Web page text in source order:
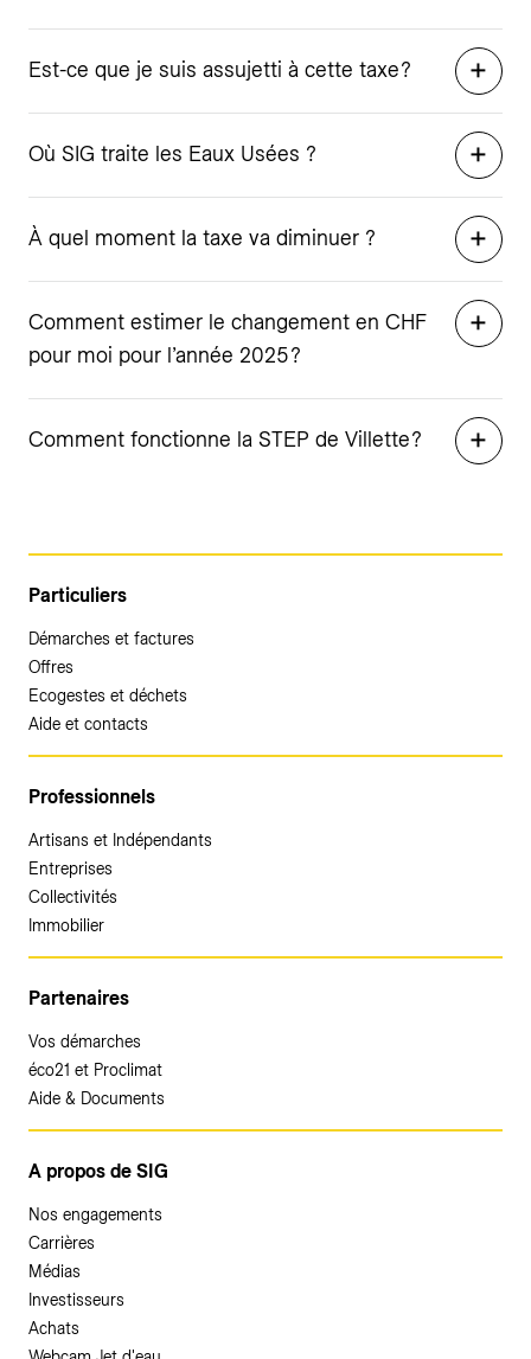
Est-ce que je suis assujetti à cette taxe ?
Où SIG traite les Eaux Usées ?
À quel moment la taxe va diminuer ?
Comment estimer le changement en CHF
pour moi pour l’année 2025 ?
Comment fonctionne la STEP de Villette ?
Particuliers
Démarches et factures
Offres
Ecogestes et déchets
Aide et contacts
Professionnels
Artisans et Indépendants
Entreprises
Collectivités
Immobilier
Partenaires
Vos démarches
éco21 et Proclimat
Aide & Documents
A propos de SIG
Nos engagements
Carrières
Médias
Investisseurs
Achats